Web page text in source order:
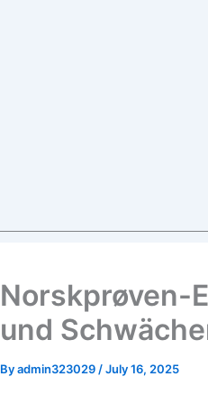
Norskprøven-
und
Byadmin323029 /July 16, 2025